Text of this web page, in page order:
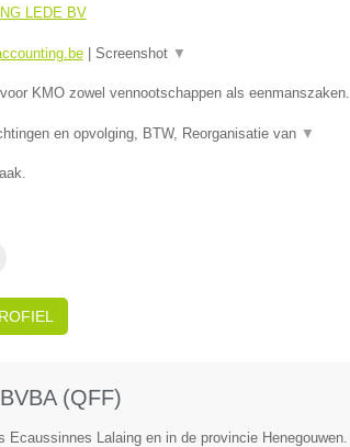
LEDE BV
| Screenshot ▼
KMO zowel vennootschappen als eenmanszaken.
en opvolging, BTW, Reorganisatie van ▼
(QFF)
Ecaussinnes Lalaing en in de provincie Henegouwen.